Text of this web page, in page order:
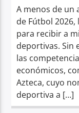
A menos de un
de Fútbol 2026,
para recibir a
deportivas. Sin
las
económicos,
Azteca, cuyo
deportiva a […]